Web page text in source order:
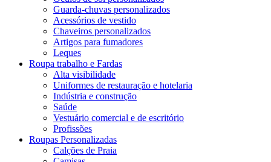
Guarda-chuvas personalizados
Acessórios de vestido
Chaveiros personalizados
Artigos para fumadores
Leques
Roupa trabalho e Fardas
Alta visibilidade
Uniformes de restauração e hotelaria
Indústria e construção
Saúde
Vestuário comercial e de escritório
Profissões
Roupas Personalizadas
Calções de Praia